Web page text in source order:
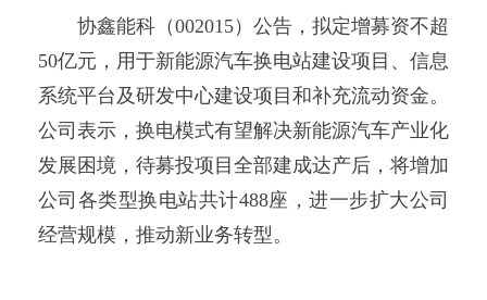
协鑫能科（002015）公告，拟定增募资不超
50亿元，用于新能源汽车换电站建设项目、信息
系统平台及研发中心建设项目和补充流动资金。
公司表示，换电模式有望解决新能源汽车产业化
发展困境，待募投项目全部建成达产后，将增加
公司各类型换电站共计488座，进一步扩大公司
经营规模，推动新业务转型。